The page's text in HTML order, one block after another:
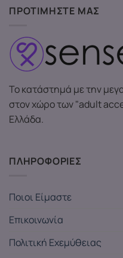
ΠΡΟΤΙΜΗΣΤΕ ΜΑΣ
Το κατάστημά με την
στον χώρο των "adult
Ελλάδα.
ΠΛΗΡΟΦΟΡΙΕΣ
Ποιοι Είμαστε
Επικοινωνία
Πολιτική Εχεμύθειας